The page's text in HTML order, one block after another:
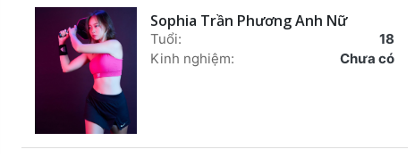
Sophia Trần Phương Anh Nữ
Tuổi:
18
Kinh nghiệm:
Chưa có